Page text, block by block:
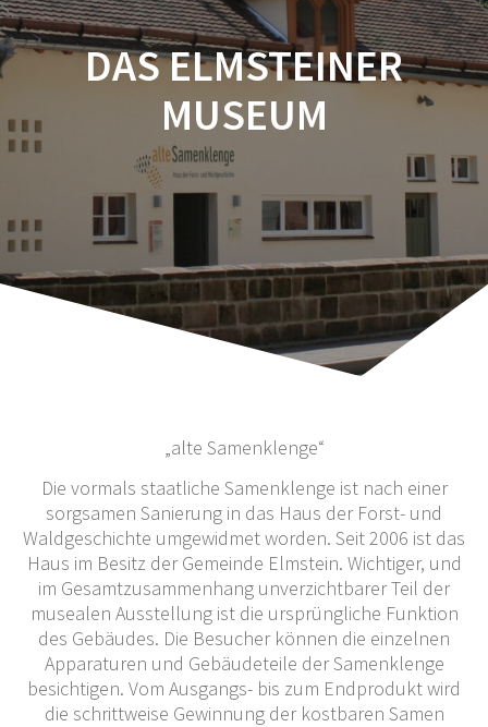
DAS ELMSTEINER
MUSEUM
„alte Samenklenge“
Die vormals staatliche Samenklenge ist nach einer
sorgsamen Sanierung in das Haus der Forst- und
Waldgeschichte umgewidmet worden. Seit 2006 ist das
Haus im Besitz der Gemeinde Elmstein. Wichtiger, und
im Gesamtzusammenhang unverzichtbarer Teil der
musealen Ausstellung ist die ursprüngliche Funktion
des Gebäudes. Die Besucher können die einzelnen
Apparaturen und Gebäudeteile der Samenklenge
besichtigen. Vom Ausgangs- bis zum Endprodukt wird
die schrittweise Gewinnung der kostbaren Samen